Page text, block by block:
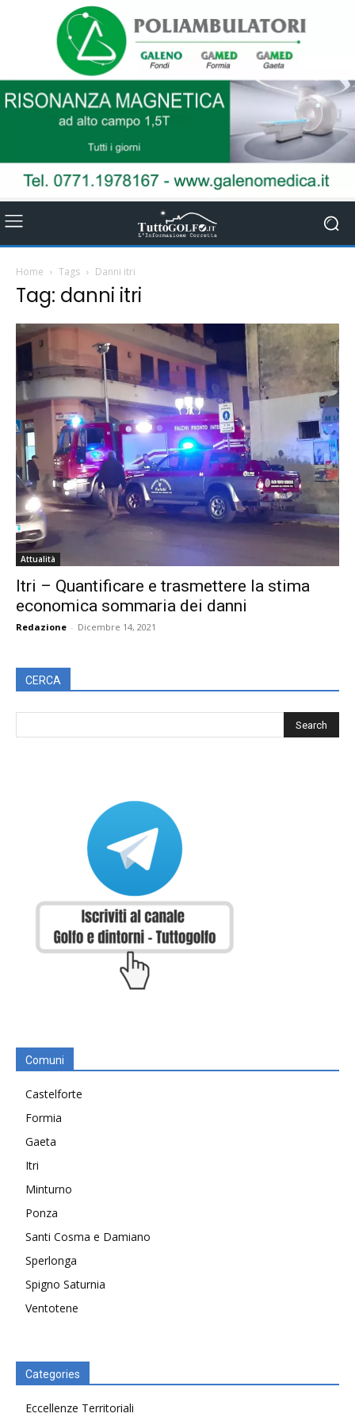
Home Tags Danni itri
Tag: danni itri
Attualità
Itri – Quantificare e trasmettere la stima
economica sommaria dei danni
Redazione - Dicembre 14, 2021
CERCA
Comuni
Castelforte
Formia
Gaeta
Itri
Minturno
Ponza
Santi Cosma e Damiano
Sperlonga
Spigno Saturnia
Ventotene
Categories
Eccellenze Territoriali